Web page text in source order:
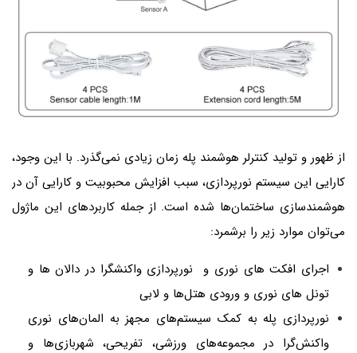
از ظهور و تولید کنترلر هوشمند پله زمان زیادی نمی‌گذرد. با این وجود،
کارایی این سیستم نورپردازی، سبب افزایش محبوبیت و کارایی آن در
هوشمندسازی ساختمان‌ها شده است. از جمله کاربردهای این ماژول
می‌توان موارد زیر را برشمرد:
اجرای افکت های نوری و نورپردازی واکنشگرا در دالان ها و
تونل های نوری و ورودی هتل‌ها و لابی
نورپردازی پله به کمک سیستم‌های مجهز به المان‌های نوری
واکنش‌گرا در مجموعه‌های ورزشی، تفریحی، شهربازی‌ها و